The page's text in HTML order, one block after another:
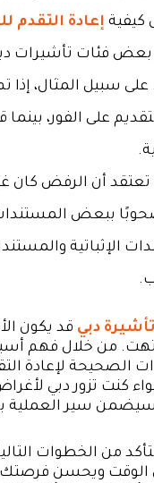
كيفية إعادة التقدم
فئات تأشيرات
سبيل المثال، إذا
على الفور،
تعتقد أن الرفض كان
ببعض
الإثباتية
دبي قد يكون
من خلال فهم
الصحيحة لإعادة
كنت تزور دبي
سيضمن سير العملية
من الخطوات
الوقت ويحسن